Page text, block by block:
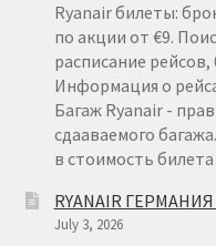
Ryanair билеты:
по акции от €9.
расписание
Информация о
Багаж Ryanair -
сдааваемого
в стоимость билета
RYANAIR ГЕРМАНИЯ
July 3, 2026